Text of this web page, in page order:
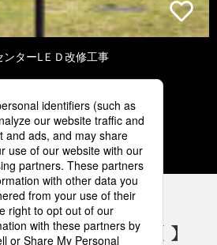
ターLＥＤ改修工事
3 4 5
電気設備 SNSアカウント